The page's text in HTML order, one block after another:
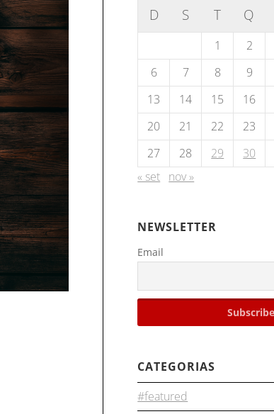
D S T Q
1 2
6
7 8 9
13
14 15 16
20
21 22 23
27
28 29 30
« set nov »
NEWSLETTER
Email
CATEGORIAS
#featured